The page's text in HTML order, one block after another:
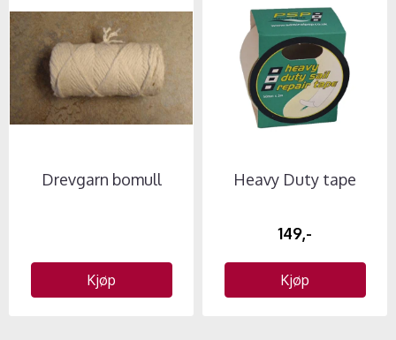
Drevgarn bomull
Kjøp
Heavy Duty tape
149,-
Kjøp